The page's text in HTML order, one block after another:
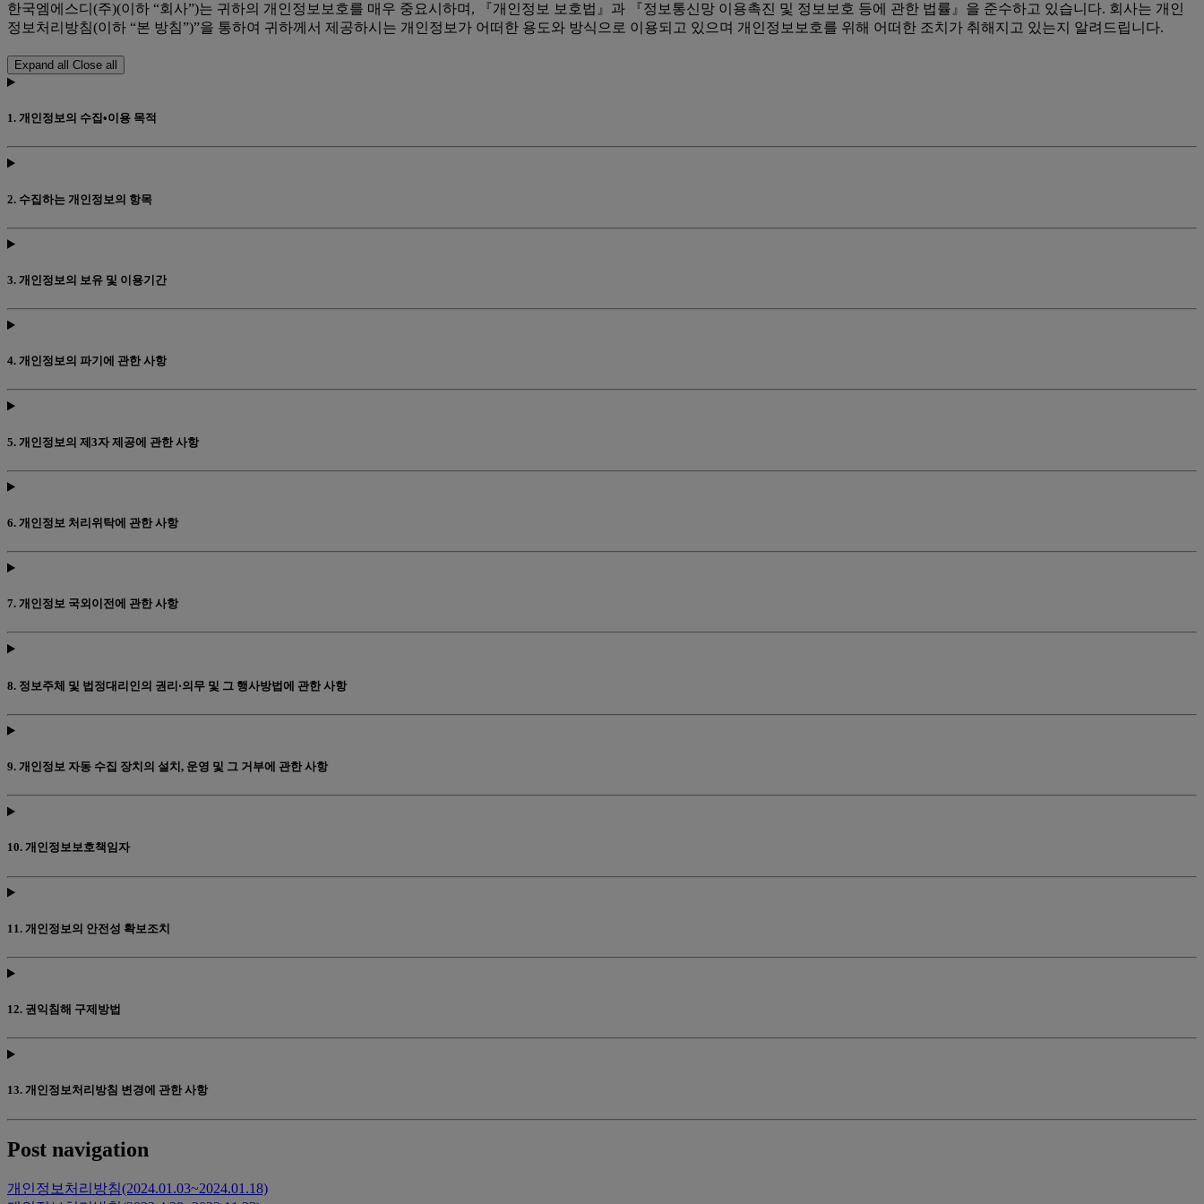
한국엠에스디(주)(이하 “회사”)는 귀하의 개인정보보호를 매우 중요시하며, 『개인정보 보호법』과 『정보통신망 이용촉진 및 정보보호 등에 관한 법률』을 준수하고 있습니다. 회사는 개인
정보처리방침(이하 “본 방침”)”을 통하여 귀하께서 제공하시는 개인정보가 어떠한 용도와 방식으로 이용되고 있으며 개인정보보호를 위해 어떠한 조치가 취해지고 있는지 알려드립니다.
Expand all Close all
1. 개인정보의 수집•이용 목적
2. 수집하는 개인정보의 항목
3. 개인정보의 보유 및 이용기간
4. 개인정보의 파기에 관한 사항
5. 개인정보의 제3자 제공에 관한 사항
6. 개인정보 처리위탁에 관한 사항
7. 개인정보 국외이전에 관한 사항
8. 정보주체 및 법정대리인의 권리‧의무 및 그 행사방법에 관한 사항
9. 개인정보 자동 수집 장치의 설치, 운영 및 그 거부에 관한 사항
10. 개인정보보호책임자
11. 개인정보의 안전성 확보조치
12. 권익침해 구제방법
13. 개인정보처리방침 변경에 관한 사항
Post navigation
개인정보처리방침(2024.01.03~2024.01.18)